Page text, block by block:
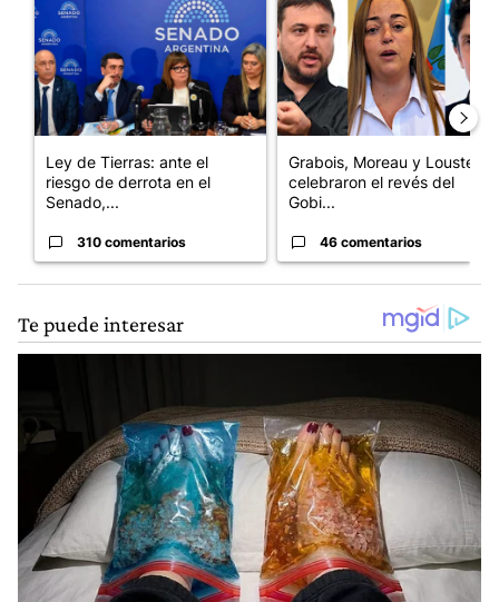
Ley de Tierras: ante el
riesgo de derrota en el
Senado,...
310 comentarios
Grabois, Moreau y Lousteau
celebraron el revés del
Gobi...
46 comentarios